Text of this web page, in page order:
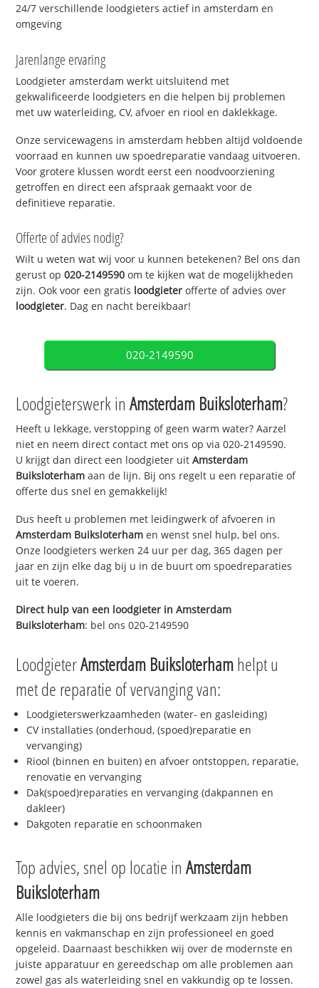
24/7 verschillende loodgieters actief in amsterdam en
omgeving
Jarenlange ervaring
Loodgieter amsterdam werkt uitsluitend met
gekwalificeerde loodgieters en die helpen bij problemen
met uw waterleiding, CV, afvoer en riool en daklekkage.
Onze servicewagens in amsterdam hebben altijd voldoende
voorraad en kunnen uw spoedreparatie vandaag uitvoeren.
Voor grotere klussen wordt eerst een noodvoorziening
getroffen en direct een afspraak gemaakt voor de
definitieve reparatie.
Offerte of advies nodig?
Wilt u weten wat wij voor u kunnen betekenen? Bel ons dan
gerust op020-2149590 om te kijken wat de mogelijkheden
zijn. Ook voor een gratis loodgieter offerte of advies over
loodgieter. Dag en nacht bereikbaar!
020-2149590
Loodgieterswerk inAmsterdam Buiksloterham?
Heeft u lekkage, verstopping of geen warm water? Aarzel
niet en neem direct contact met ons op via 020-2149590.
U krijgt dan direct een loodgieter uitAmsterdam
Buiksloterham aan de lijn. Bij ons regelt u een reparatie of
offerte dus snel en gemakkelijk!
Dus heeft u problemen met leidingwerk of afvoeren in
Amsterdam Buiksloterham en wenst snel hulp, bel ons.
Onze loodgieters werken 24 uur per dag, 365 dagen per
jaar en zijn elke dag bij u in de buurt om spoedreparaties
uit te voeren.
Direct hulp van een loodgieter inAmsterdam
Buiksloterham: bel ons 020-2149590
LoodgieterAmsterdam Buiksloterhamhelpt u
met de reparatie of vervanging van:
Loodgieterswerkzaamheden (water- en gasleiding)
CV installaties (onderhoud, (spoed)reparatie en
vervanging)
Riool (binnen en buiten) en afvoer ontstoppen, reparatie,
renovatie en vervanging
Dak(spoed)reparaties en vervanging (dakpannen en
dakleer)
Dakgoten reparatie en schoonmaken
Top advies, snel op locatie inAmsterdam
Buiksloterham
Alle loodgieters die bij ons bedrijf werkzaam zijn hebben
kennis en vakmanschap en zijn professioneel en goed
opgeleid. Daarnaast beschikken wij over de modernste en
juiste apparatuur en gereedschap om alle problemen aan
zowel gas als waterleiding snel en vakkundig op te lossen.